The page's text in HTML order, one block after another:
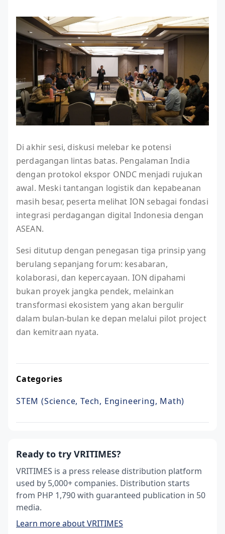
Di akhir sesi, diskusi melebar ke potensi
perdagangan lintas batas. Pengalaman India
dengan protokol ekspor ONDC menjadi rujukan
awal. Meski tantangan logistik dan kepabeanan
masih besar, peserta melihat ION sebagai fondasi
integrasi perdagangan digital Indonesia dengan
ASEAN.
Sesi ditutup dengan penegasan tiga prinsip yang
berulang sepanjang forum: kesabaran,
kolaborasi, dan kepercayaan. ION dipahami
bukan proyek jangka pendek, melainkan
transformasi ekosistem yang akan bergulir
dalam bulan-bulan ke depan melalui pilot project
dan kemitraan nyata.
Categories
STEM (Science, Tech, Engineering, Math)
Ready to try VRITIMES?
VRITIMES is a press release distribution platform
used by 5,000+ companies. Distribution starts
from PHP 1,790 with guaranteed publication in 50
media.
Learn more about VRITIMES